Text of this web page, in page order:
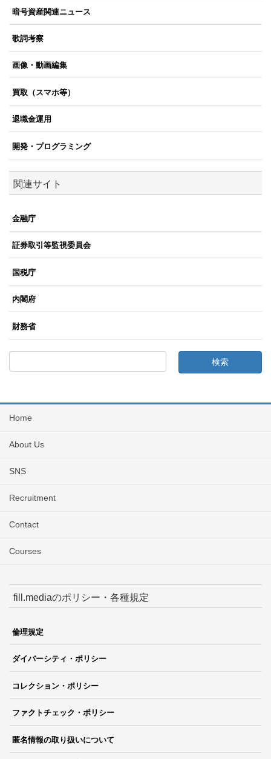
暗号資産関連ニュース
歌詞考察
画像・動画編集
買取（スマホ等）
退職金運用
開発・プログラミング
関連サイト
金融庁
証券取引等監視委員会
国税庁
内閣府
財務省
Home
About Us
SNS
Recruitment
Contact
Courses
fill.mediaのポリシー・各種規定
倫理規定
ダイバーシティ・ポリシー
コレクション・ポリシー
ファクトチェック・ポリシー
匿名情報の取り扱いについて